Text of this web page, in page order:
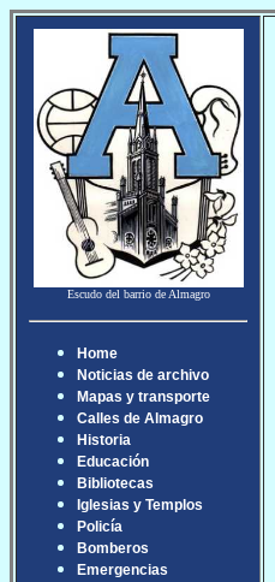
Escudo del barrio de Almagro
Home
Noticias de archivo
Mapas y transporte
Calles de Almagro
Historia
Educación
Bibliotecas
Iglesias y Templos
Policía
Bomberos
Emergencias